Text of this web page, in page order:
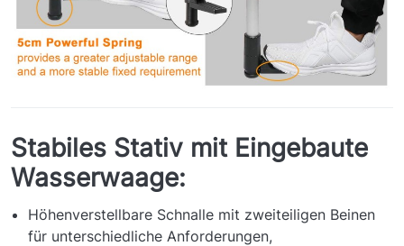
Stabiles Stativ mit Eingebaute
Wasserwaage:
Höhenverstellbare Schnalle mit zweiteiligen Beinen
für unterschiedliche Anforderungen,